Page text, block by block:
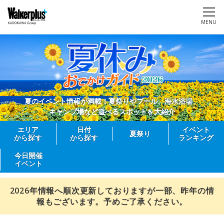
MENU
夏のイベント情報が満載！夏祭りやプール、海水浴場、
キャンプ場など遊べるスポットを大紹介
エリア
から探す
日付
から探す
夏祭り
イベント
ランキング
今日開催
イベント
2026年情報へ順次更新しておりますが一部、昨年の情
報もございます。予めご了承ください。